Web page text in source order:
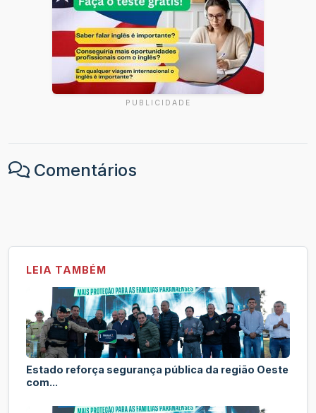
PUBLICIDADE
Comentários
LEIA TAMBÉM
Estado reforça segurança pública da região Oeste
com...